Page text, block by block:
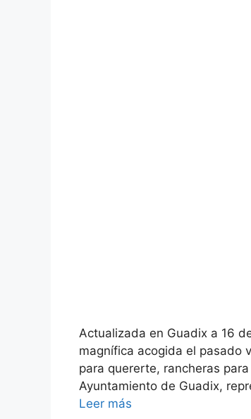
Actualizada en Guadix a 16
magnífica acogida el pasado
para quererte, rancheras
Ayuntamiento de Guadix,
Leer más